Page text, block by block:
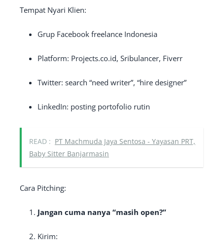
Tempat Nyari Klien:
Grup Facebook freelance Indonesia
Platform: Projects.co.id, Sribulancer, Fiverr
Twitter: search “need writer”, “hire designer”
LinkedIn: posting portofolio rutin
READ : PT Machmuda Jaya Sentosa - Yayasan PRT,
Baby Sitter Banjarmasin
Cara Pitching:
Jangan cuma nanya “masih open?”
Kirim: